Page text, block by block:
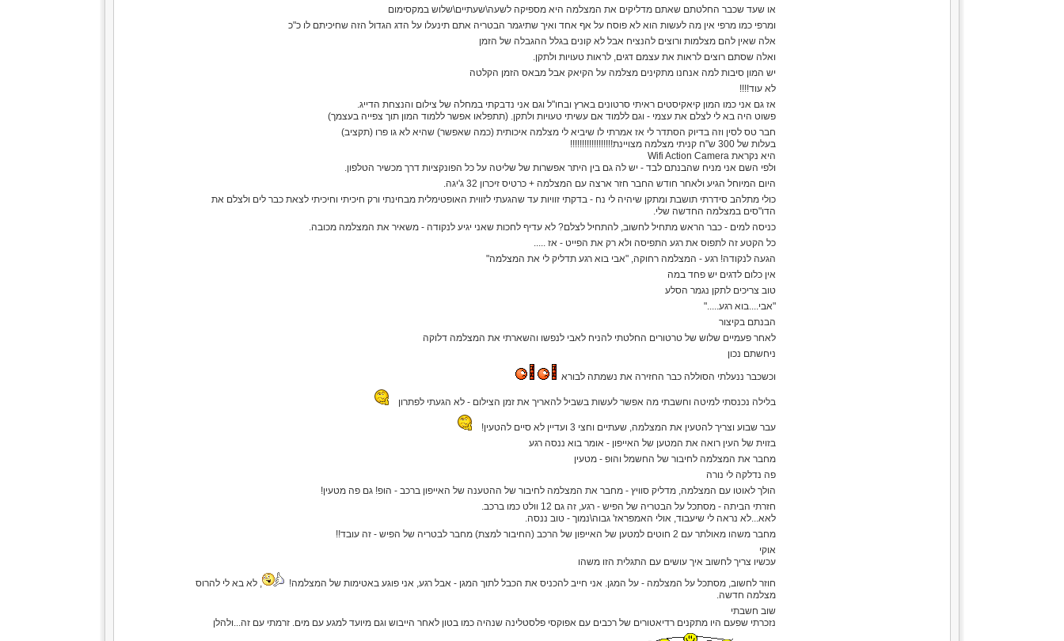
או שעד שכבר החלטתם שאתם מדליקים את המצלמה היא מספיקה לשעה\שעתיים\שלוש במקסימום
ומרפי כמו מרפי אין מה לעשות הוא לא פוסח על אף אחד ואיך שתיגמר הבטריה אתם תינעלו על הדג הגדול הזה שחיכיתם לו כ"כ
אלה שאין להם מצלמות ורוצים להנציח אבל לא קונים בגלל ההגבלה של הזמן
ואלה שסתם רוצים לראות את עצמם דגים, לראות טעויות ולתקן.
יש המון סיבות למה אנחנו מתקינים מצלמה על הקיאק אבל מבאס הזמן הקלטה
לא עוד!!!!
אז גם אני כמו המון קיאקיסטים ראיתי סרטונים בארץ ובחו"ל וגם אני נדבקתי במחלה של צילום והנצחת הדייג.
פשוט היה בא לי לצלם את עצמי - וגם ללמוד אם עשיתי טעויות ולתקן. (תתפלאו אפשר ללמוד המון תוך צפייה בעצמך)
חבר טס לסין וזה בדיוק הסתדר לי אז אמרתי לו שיביא לי מצלמה איכותית (כמה שאפשר) שהיא לא גו פרו (תקציב)
בעלות של 300 ש"ח קניתי מצלמה מצויינת!!!!!!!!!!!!!!!!!!
היא נקראת Wifi Action Camera
ולפי השם אני מניח שהבנתם לבד - יש לה גם בין היתר אפשרות של שליטה על כל הפונקציות דרך מכשיר הטלפון.
היום המיוחל הגיע ולאחר חודש החבר חזר ארצה עם המצלמה + כרטיס זיכרון 32 ג'יגה.
כולי מתלהב סידרתי תושבת ומתקן שיהיה לי נח - בדקתי זוויות עד שהגעתי לזווית האופטימלית מבחינתי ורק חיכיתי וחיכיתי לצאת כבר לים ולצלם את
הדו"סים במצלמה החדשה שלי.
כניסה למים - כבר הראש מתחיל לחשוב, להתחיל לצלם? לא עדיף לחכות שאני יגיע לנקודה - משאיר את המצלמה מכובה.
כל הקטע זה לתפוס את רגע התפיסה ולא רק את הפייט - אז .....
הגעה לנקודה! רגע - המצלמה רחוקה, "אבי בוא רגע תדליק לי את המצלמה"
אין כלום לדגים יש פחד במה
טוב צריכים לתקן נגמר הסלע
"אבי....בוא רגע....."
הבנתם בקיצור
לאחר פעמיים שלוש של טרטורים החלטתי להניח לאבי לנפשו והשארתי את המצלמה דלוקה
ניחשתם נכון
וכשכבר ננעלתי הסוללה כבר החזירה את נשמתה לבורא
בלילה נכנסתי למיטה וחשבתי מה אפשר לעשות בשביל להאריך את זמן הצילום - לא הגעתי לפתרון
עבר שבוע וצריך להטעין את המצלמה, שעתיים וחצי 3 ועדיין לא סיים להטעין!
בזוית של העין רואה את המטען של האייפון - אומר בוא ננסה רגע
מחבר את המצלמה לחיבור של החשמל והופ - מטעין
פה נדלקה לי נורה
הולך לאוטו עם המצלמה, מדליק סוויץ - מחבר את המצלמה לחיבור של ההטענה של האייפון ברכב - הופ! גם פה מטעין!
חזרתי הביתה - מסתכל על הבטריה של הפיש - רגע, זה גם 12 וולט כמו ברכב.
לאא...לא נראה לי שיעבוד, אולי האמפראז' גבוה\נמוך - טוב ננסה.
מחבר משהו מאולתר עם 2 חוטים למטען של האייפון של הרכב (החיבור למצת) מחבר לבטריה של הפיש - זה עובד!!
אוקי
עכשיו צריך לחשוב איך עושים עם התגלית הזו משהו
חוזר לחשוב, מסתכל על המצלמה - על המגן. אני חייב להכניס את הכבל לתוך המגן - אבל רגע, אני פוגע באטימות של המצלמה!
, לא בא לי להרוס
מצלמה חדשה.
שוב חשבתי
נזכרתי שפעם היו מתקנים רדיאטורים של רכבים עם אפוקסי פלסטלינה שנהיה כמו בטון לאחר הייבוש וגם מיועד למגע עם מים. זרמתי עם זה...ולהלן